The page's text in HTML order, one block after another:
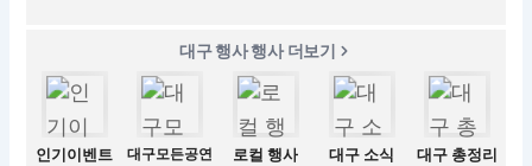
대구 행사 행사 더보기
인기이벤트 대구모든공연 로컬 행사 대구 소식 대구 총정리